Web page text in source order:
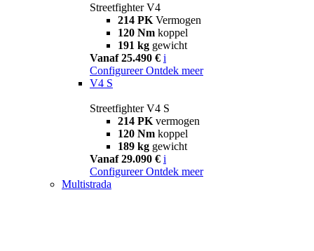
Streetfighter V4
214 PK Vermogen
120 Nm koppel
191 kg gewicht
Vanaf 25.490 € i
Configureer Ontdek meer
V4 S
Streetfighter V4 S
214 PK vermogen
120 Nm koppel
189 kg gewicht
Vanaf 29.090 € i
Configureer Ontdek meer
Multistrada